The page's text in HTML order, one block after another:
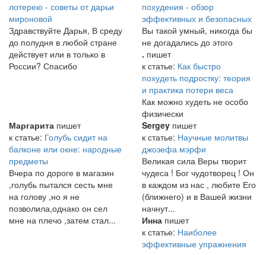
лотерею - советы от дарьи
мироновой
Здравствуйте Дарья, В среду
до полудня в любой стране
действует или в только в
России? Спасибо
похудения - обзор
эффективных и безопасных
Вы такой умный, никогда бы
не догадались до этого
. пишет
к статье: Как быстро
похудеть подростку: теория
и практика потери веса
Как можно худеть не особо
физически
Маргарита пишет
к статье: Голубь сидит на
балконе или окне: народные
предметы
Вчера по дороге в магазин
,голубь пытался сесть мне
на голову ,но я не
позволила,однако он сел
мне на плечо ,затем стал...
Sergey пишет
к статье: Научные молитвы
джозефа мэрфи
Великая сила Веры творит
чудеса ! Бог чудотворец ! Он
в каждом из нас , любите Его
(ближнего) и в Вашей жизни
начнут...
Инна пишет
к статье: Наиболее
эффективные упражнения